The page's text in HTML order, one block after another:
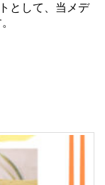
として、当メデ